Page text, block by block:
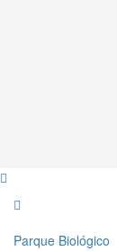
Parque Biológico